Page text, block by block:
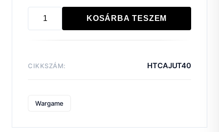
KOSÁRBA TESZEM
CIKKSZÁM: HTCAJUT40
Wargame